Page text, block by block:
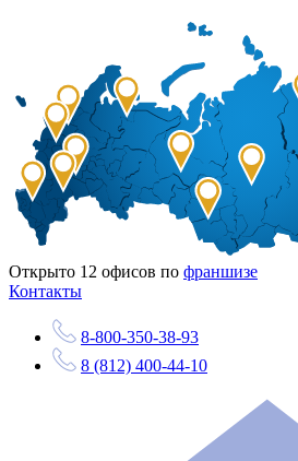
Открыто 12 офисов по франшизе
Контакты
8-800-350-38-93
8 (812) 400-44-10